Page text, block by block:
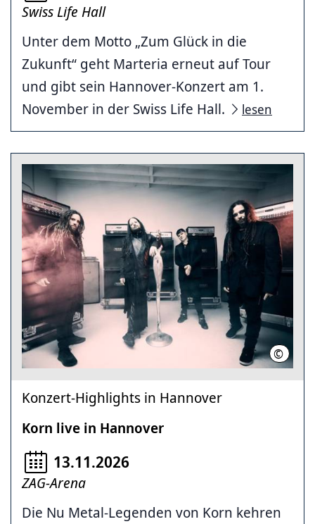
Swiss Life Hall
Unter dem Motto „Zum Glück in die
Zukunft“ geht Marteria erneut auf Tour
und gibt sein Hannover-Konzert am 1.
November in der Swiss Life Hall.
lesen
© Velvet
Konzert-Highlights in Hannover
Korn live in Hannover
13.11.2026
ZAG-Arena
Die Nu Metal-Legenden von Korn kehren